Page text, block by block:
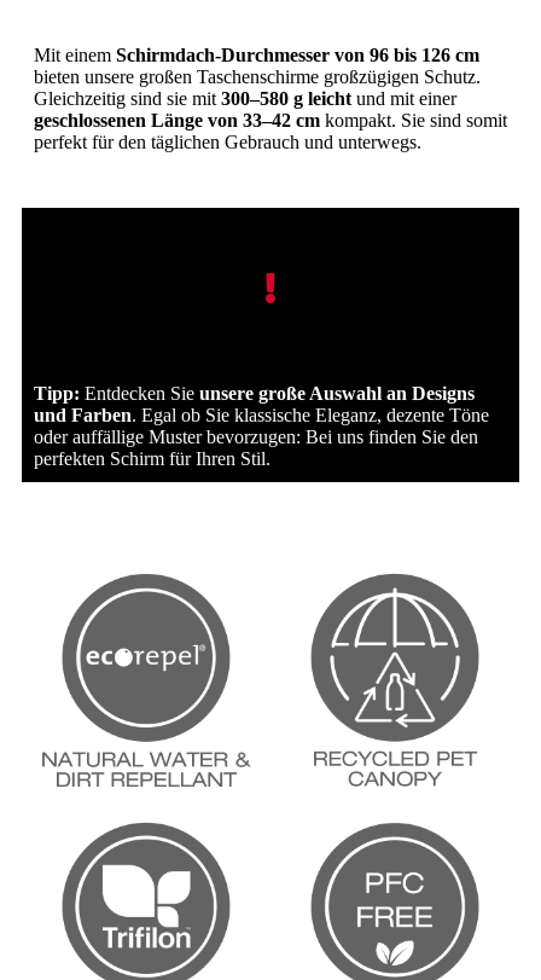
Mit einem Schirmdach-Durchmesser von 96 bis 126 cm
bieten unsere großen Taschenschirme großzügigen Schutz.
Gleichzeitig sind sie mit 300–580 g leicht und mit einer
geschlossenen Länge von 33–42 cm kompakt. Sie sind somit
perfekt für den täglichen Gebrauch und unterwegs.
Tipp: Entdecken Sie unsere große Auswahl an Designs
und Farben. Egal ob Sie klassische Eleganz, dezente Töne
oder auffällige Muster bevorzugen: Bei uns finden Sie den
perfekten Schirm für Ihren Stil.